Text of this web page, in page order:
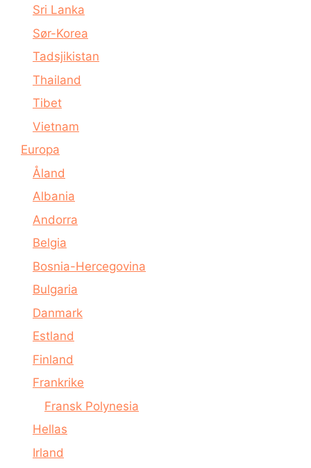
Sri Lanka
Sør-Korea
Tadsjikistan
Thailand
Tibet
Vietnam
Europa
Åland
Albania
Andorra
Belgia
Bosnia-Hercegovina
Bulgaria
Danmark
Estland
Finland
Frankrike
Fransk Polynesia
Hellas
Irland